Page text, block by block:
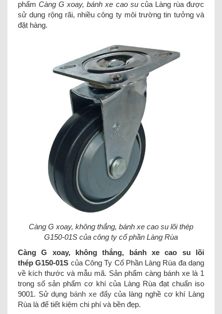
phẩmCàng G xoay, bánh xe cao sucủa Làng rùa được
sử dụng rộng rãi, nhiều công ty môi trường tin tưởng và
đặt hàng.
Càng G xoay, không thắng, bánh xe cao su lõi thép
G150-01S của công ty cổ phần Làng Rùa
Càng G xoay, không thắng, bánh xe cao su lõi
thép G150-01S của Công Ty Cổ Phần Làng Rùa đa dạng
về kích thước và mẫu mã. Sản phẩm càng bánh xe là 1
trong số sản phẩm cơ khí của Làng Rùa đạt chuẩn iso
9001. Sử dụng bánh xe đẩycủa làng nghề cơ khí Làng
Rùa là để tiết kiệm chi phí và bền đẹp.